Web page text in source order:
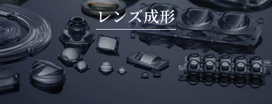
レンズ成形